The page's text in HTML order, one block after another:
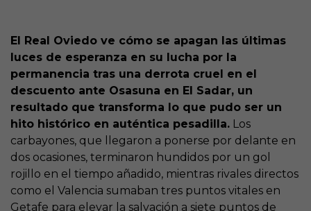
El Real Oviedo ve cómo se apagan las últimas
luces de esperanza en su lucha por la
permanencia tras una derrota cruel en el
descuento ante Osasuna en El Sadar, un
resultado que transforma lo que pudo ser un
hito histórico en auténtica pesadilla. Los
carbayones, que llegaron a ponerse por delante en
dos ocasiones, terminaron hundidos por un gol
rojillo en el tiempo añadido, mientras rivales directos
como el Valencia sumaban tres puntos vitales en
Getafe para elevar la salvación a siete puntos de